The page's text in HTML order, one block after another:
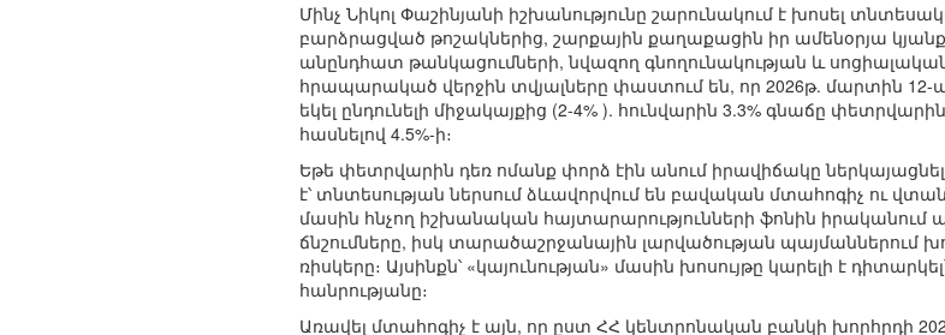
Մինչ Նիկոլ Փաշինյանի իշխանությունը շարունակում է խոսել
բարձրացված թոշակներից, շարքային քաղաքացին իր ամենօրյա
անընդհատ թանկացումների, նվազող գնողունակության և
հրապարակած վերջին տվյալները փաստում են, որ 2026թ. մարտին 12-
եկել ընդունելի միջակայքից (2-4% ). հունվարին 3.3% գնաճը
հասնելով 4.5%-ի։
Եթե փետրվարին դեռ ոմանք փորձ էին անում իրավիճակը
է՝ տնտեսության ներսում ձևավորվում են բավական մտահոգիչ ու
մասին հնչող իշխանական հայտարարությունների ֆոնին
ճնշումները, իսկ տարածաշրջանային լարվածության
ռիսկերը։ Այսինքն՝ «կայունության» մասին խոսույթը կարելի է
հանրությանը։
Առավել մտահոգիչ է այն, որ ըստ ՀՀ կենտրոնական բանկի խորհրդի